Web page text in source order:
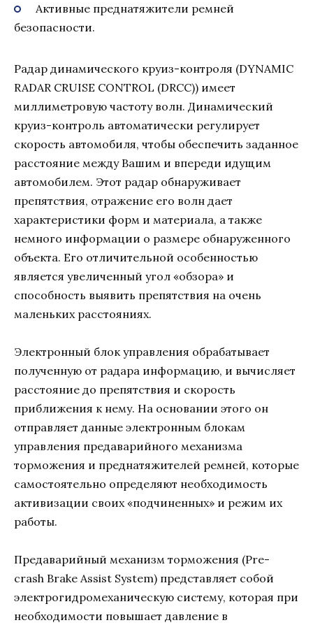
Активные преднатяжители ремней
безопасности.
Радар динамического круиз-контроля (DYNAMIC
RADAR CRUISE CONTROL (DRCC)) имеет
миллиметровую частоту волн. Динамический
круиз-контроль автоматически регулирует
скорость автомобиля, чтобы обеспечить заданное
расстояние между Вашим и впереди идущим
автомобилем. Этот радар обнаруживает
препятствия, отражение его волн дает
характеристики форм и материала, а также
немного информации о размере обнаруженного
объекта. Его отличительной особенностью
является увеличенный угол «обзора» и
способность выявить препятствия на очень
маленьких расстояниях.
Электронный блок управления обрабатывает
полученную от радара информацию, и вычисляет
расстояние до препятствия и скорость
приближения к нему. На основании этого он
отправляет данные электронным блокам
управления предаварийного механизма
торможения и преднатяжителей ремней, которые
самостоятельно определяют необходимость
активизации своих «подчиненных» и режим их
работы.
Предаварийный механизм торможения (Pre-
crash Brake Assist System) представляет собой
электрогидромеханическую систему, которая при
необходимости повышает давление в